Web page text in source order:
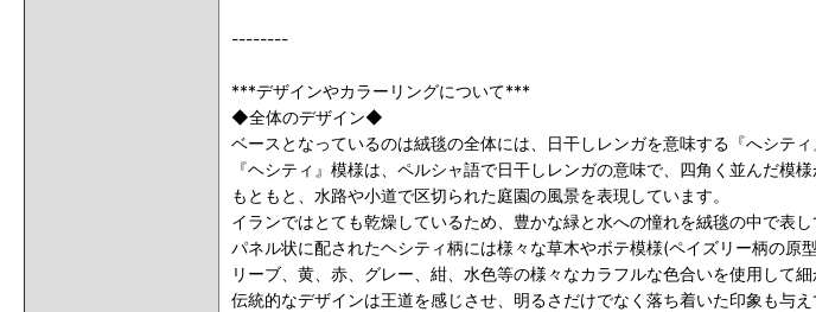
--------
***デザインやカラーリングについて***
◆全体のデザイン◆
ベースとなっているのは絨毯の全体には、日干しレンガを意味する『へシテ
『ヘシティ』模様は、ペルシャ語で日干しレンガの意味で、四角く並んだ模
もともと、水路や小道で区切られた庭園の風景を表現しています。
イランではとても乾燥しているため、豊かな緑と水への憧れを絨毯の中で表し
パネル状に配されたヘシティ柄には様々な草木やボテ模様(ペイズリー柄の原型
リーブ、黄、赤、グレー、紺、水色等の様々なカラフルな色合いを使用して
伝統的なデザインは王道を感じさせ、明るさだけでなく落ち着いた印象も与え